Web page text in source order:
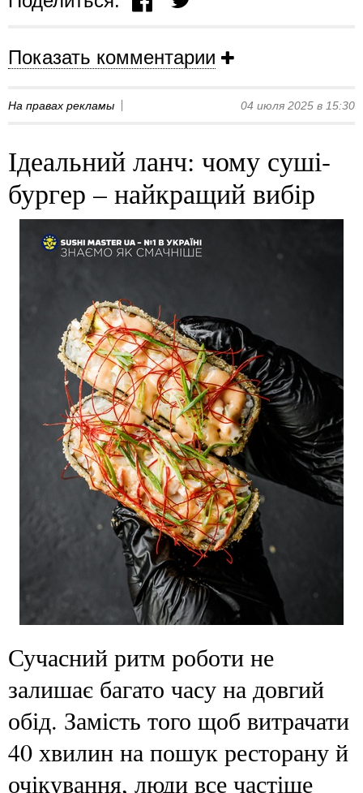
Показать комментарии
На правах рекламы 04 июля 2025 в 15:30
Ідеальний ланч: чому суші-
бургер – найкращий вибір
Сучасний ритм роботи не
залишає багато часу на довгий
обід. Замість того щоб витрачати
40 хвилин на пошук ресторану й
очікування, люди все частіше